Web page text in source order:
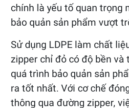
chính là yếu tố quan trọng
bảo quản sản phẩm vượt
Sử dụng LDPE làm chất
zipper chỉ đỏ có độ bền và
quá trình bảo quản sản
ra tốt nhất. Với cơ chế
thông qua đường zipper,